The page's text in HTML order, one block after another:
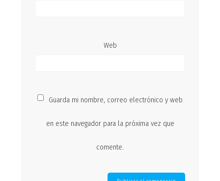
Web
Guarda mi nombre, correo electrónico y web
en este navegador para la próxima vez que
comente.